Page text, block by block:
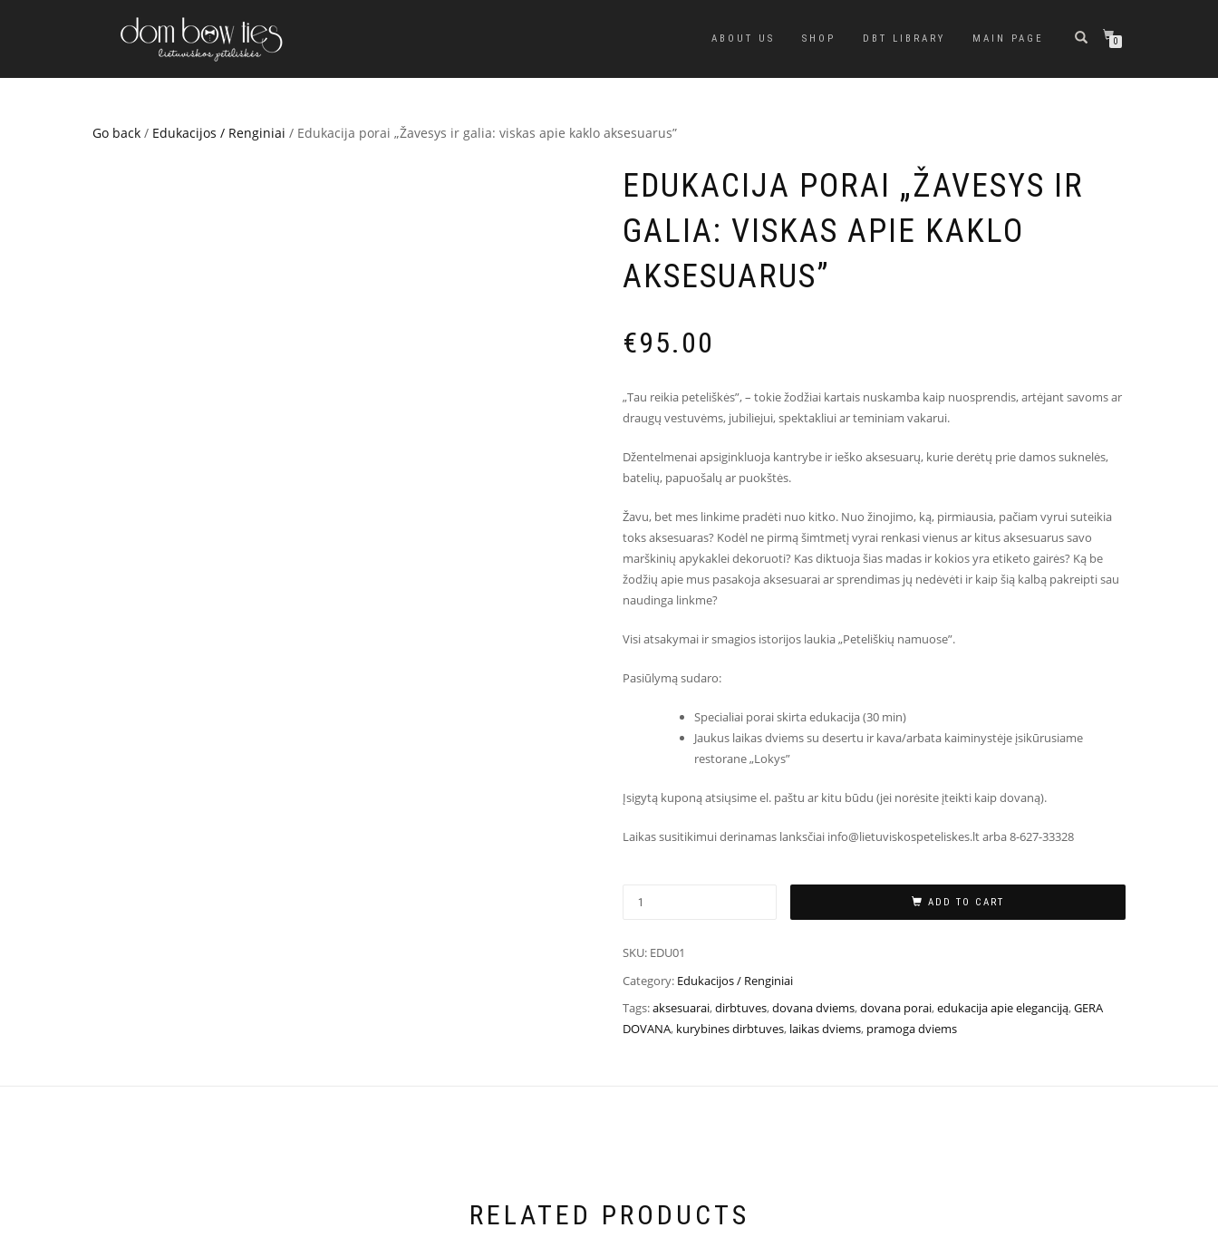
ABOUT US SHOP DBT LIBRARY MAIN PAGE 0
Go back / Edukacijos / Renginiai / Edukacija porai „Žavesys ir galia: viskas apie kaklo aksesuarus”
EDUKACIJA PORAI „ŽAVESYS IR
GALIA: VISKAS APIE KAKLO
AKSESUARUS”
€95.00
„Tau reikia peteliškės”, – tokie žodžiai kartais nuskamba kaip nuosprendis, artėjant savoms ar
draugų vestuvėms, jubiliejui, spektakliui ar teminiam vakarui.
Džentelmenai apsiginkluoja kantrybe ir ieško aksesuarų, kurie derėtų prie damos suknelės,
batelių, papuošalų ar puokštės.
Žavu, bet mes linkime pradėti nuo kitko. Nuo žinojimo, ką, pirmiausia, pačiam vyrui suteikia
toks aksesuaras? Kodėl ne pirmą šimtmetį vyrai renkasi vienus ar kitus aksesuarus savo
marškinių apykaklei dekoruoti? Kas diktuoja šias madas ir kokios yra etiketo gairės? Ką be
žodžių apie mus pasakoja aksesuarai ar sprendimas jų nedėvėti ir kaip šią kalbą pakreipti sau
naudinga linkme?
Visi atsakymai ir smagios istorijos laukia „Peteliškių namuose”.
Pasiūlymą sudaro:
Specialiai porai skirta edukacija (30 min)
Jaukus laikas dviems su desertu ir kava/arbata kaiminystėje įsikūrusiame
restorane „Lokys”
Įsigytą kuponą atsiųsime el. paštu ar kitu būdu (jei norėsite įteikti kaip dovaną).
Laikas susitikimui derinamas lanksčiai info@lietuviskospeteliskes.lt arba 8-627-33328
ADD TO CART
SKU: EDU01
Category: Edukacijos / Renginiai
Tags:aksesuarai,dirbtuves,dovana dviems,dovana porai,edukacija apie eleganciją,GERA
DOVANA, kurybines dirbtuves, laikas dviems, pramoga dviems
RELATED PRODUCTS